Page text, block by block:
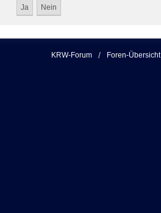
KRW-Forum Foren-Übersicht